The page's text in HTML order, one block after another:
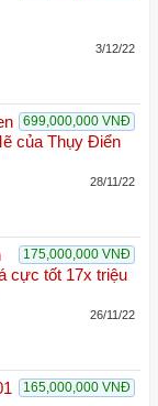
3/12/22
699,000,000 VNĐ
của Thụy Điển
28/11/22
175,000,000 VNĐ
cực tốt 17x triệu
26/11/22
165,000,000 VNĐ